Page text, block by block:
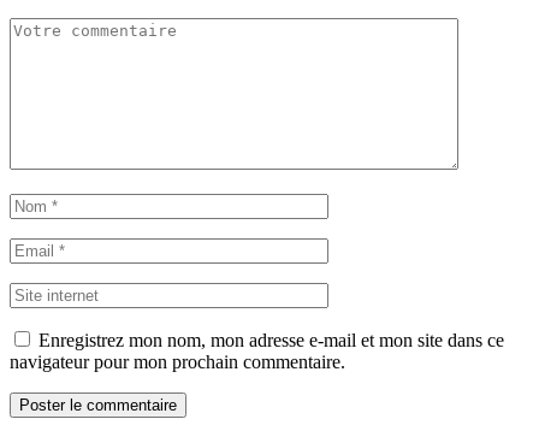
Enregistrez mon nom, mon adresse e-mail et mon site dans ce
navigateur pour mon prochain commentaire.